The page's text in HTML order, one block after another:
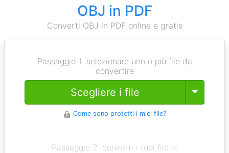
OBJ in PDF
Converti OBJ in PDF online e gratis
Passaggio 1: selezionare uno o più file da
convertire
Scegliere i file Toggle
Come sono protetti i miei file?
Passaggio 2: converti i tuoi file in